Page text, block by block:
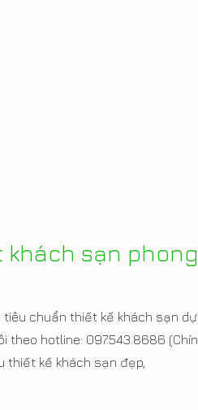
sạn
chuẩn thiết kế khách sạn
hotline: 097.543.8686
thiết kế khách sạn đẹp,